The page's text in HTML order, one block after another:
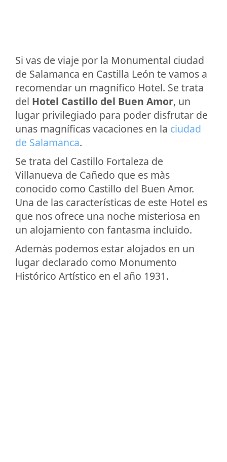
Si vas de viaje por la Monumental ciudad
de Salamanca en Castilla León te vamos a
recomendar un magnífico Hotel. Se trata
del Hotel Castillo del Buen Amor, un
lugar privilegiado para poder disfrutar de
unas magníficas vacaciones en la ciudad
de Salamanca.
Se trata del Castillo Fortaleza de
Villanueva de Cañedo que es màs
conocido como Castillo del Buen Amor.
Una de las características de este Hotel es
que nos ofrece una noche misteriosa en
un alojamiento con fantasma incluido.
Ademàs podemos estar alojados en un
lugar declarado como Monumento
Histórico Artístico en el año 1931.